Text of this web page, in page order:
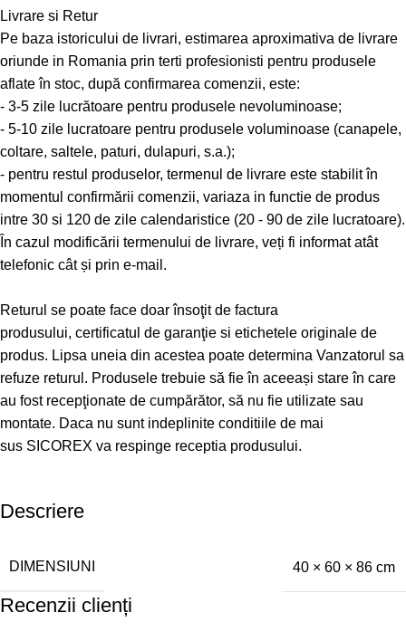
Livrare si Retur
Pe baza istoricului de livrari, estimarea aproximativa de livrare
oriunde in Romania prin terti profesionisti pentru produsele
aflate în stoc, după confirmarea comenzii, este:
- 3-5 zile lucrătoare pentru produsele nevoluminoase;
- 5-10 zile lucratoare pentru produsele voluminoase (canapele,
coltare, saltele, paturi, dulapuri, s.a.);
- pentru restul produselor, termenul de livrare este stabilit în
momentul confirmării comenzii, variaza in functie de produs
intre 30 si 120 de zile calendaristice (20 - 90 de zile lucratoare).
În cazul modificării termenului de livrare, veți fi informat atât
telefonic cât și prin e-mail.
Returul se poate face doar însoţit de factura
produsului, certificatul de garanţie si etichetele originale de
produs. Lipsa uneia din acestea poate determina Vanzatorul sa
refuze returul. Produsele trebuie să fie în aceeași stare în care
au fost recepţionate de cumpărător, să nu fie utilizate sau
montate. Daca nu sunt indeplinite conditiile de mai
sus SICOREX va respinge receptia produsului.
Descriere
DIMENSIUNI 40 × 60 × 86 cm
Recenzii clienți